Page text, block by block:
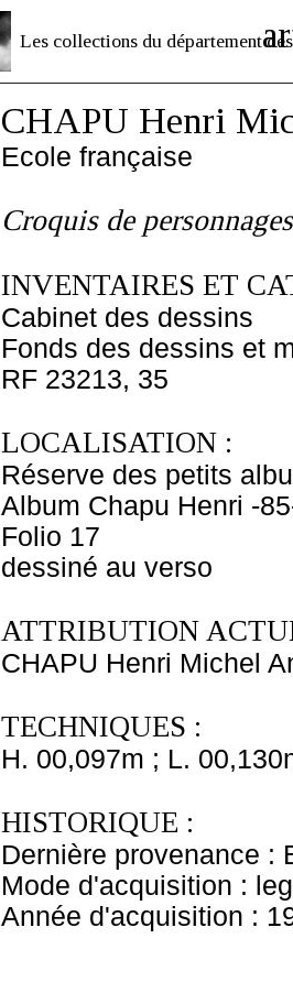
Les collections du département des
CHAPU Henri
Ecole française
Croquis de
INVENTAIRES ET
Cabinet des dessins
Fonds des dessins et
RF 23213, 35
LOCALISATION :
Réserve des petits
Album Chapu Henri -
Folio 17
dessiné au verso
ATTRIBUTION
CHAPU Henri Michel
TECHNIQUES :
H. 00,097m ; L.
HISTORIQUE :
Dernière provenance :
Mode d'acquisition :
Année d'acquisition :